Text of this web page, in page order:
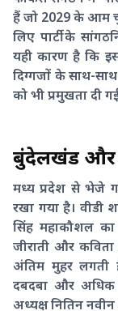
हैं जो 2029 के आम
लिए पार्टी के
यही कारण है कि
दिग्गजों के साथ-
को भी प्रमुखता दी
बुंदेलखंड और
मध्य प्रदेश से भेजे
रखा गया है। वीडी
सिंह महाकौशल का
जीराती और कविता
अंतिम मुहर लगती
दबदबा और अधिक
अध्यक्ष नितिन नवीन